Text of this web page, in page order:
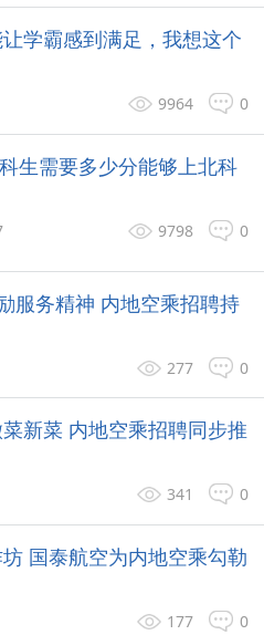
学霸感到满足，我想这个
0
9964
生需要多少分能够上北科
0
9798
服务精神 内地空乘招聘持
0
277
新菜 内地空乘招聘同步推
0
341
国泰航空为内地空乘勾勒
0
177